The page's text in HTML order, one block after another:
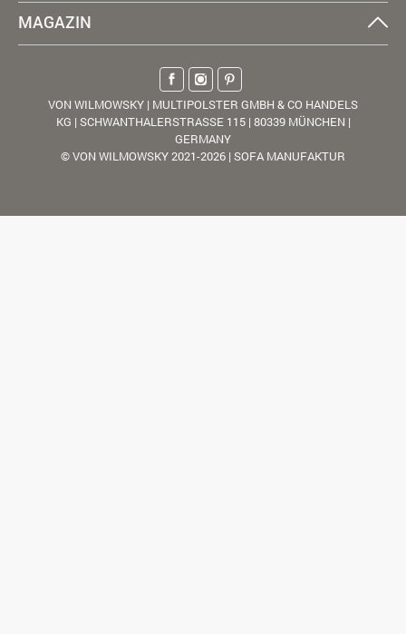
MAGAZIN
VON WILMOWSKY | MULTIPOLSTER GMBH & CO HANDELS
KG | SCHWANTHALERSTRASSE 115 | 80339 MÜNCHEN |
GERMANY
© VON WILMOWSKY 2021-2026 | SOFA MANUFAKTUR